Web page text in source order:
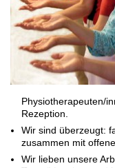
Physiotherapeuten/
Rezeption.
Wir sind überzeugt:
zusammen mit
Wir lieben unsere